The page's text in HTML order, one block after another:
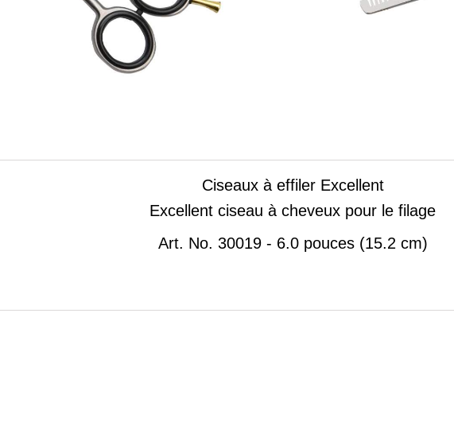
Ciseaux à effiler Excellent
Excellent ciseau à cheveux pour le filage
Art. No. 30019 - 6.0 pouces (15.2 cm)